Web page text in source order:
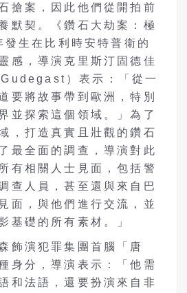
搶案，因此他們從開拍前
默契。《鑽石大劫案：極
生在比利時安特普衛的
感，導演克里斯汀固德佳
）表示：「從一
要將故事帶到歐洲，特別
並探索這個領域。」為了
，打造真實且壯觀的鑽石
最全面的調查，導演對此
有相關人士見面，包括警
查人員，甚至還與來自巴
面，與他們進行交流，並
基礎的所有素材。」
飾演犯罪集團首腦「唐
身分，導演表示：「他需
和法語，還要扮演來自非